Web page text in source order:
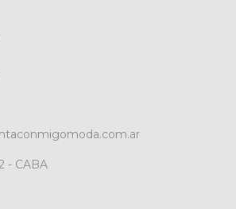
- CABA